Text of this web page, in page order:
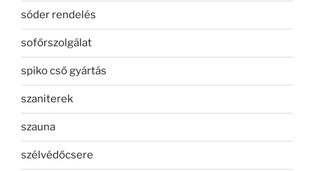
sóder rendelés
sofőrszolgálat
spiko cső gyártás
szaniterek
szauna
szélvédőcsere